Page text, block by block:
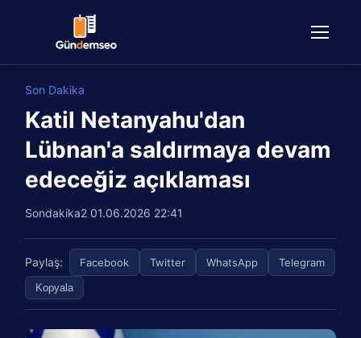
Son Dakika
Katil Netanyahu'dan
Lübnan'a saldırmaya devam
edeceğiz açıklaması
Sondakika2 01.06.2026 22:41
Paylaş: Facebook Twitter WhatsApp Telegram
Kopyala